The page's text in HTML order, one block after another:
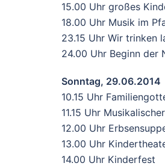
15.00 Uhr großes
18.00 Uhr Musik im
23.15 Uhr Wir trinken
24.00 Uhr Beginn der
Sonntag, 29.06.2014
10.15 Uhr
11.15 Uhr
12.00 Uhr
13.00 Uhr
14.00 Uhr Kinderfest